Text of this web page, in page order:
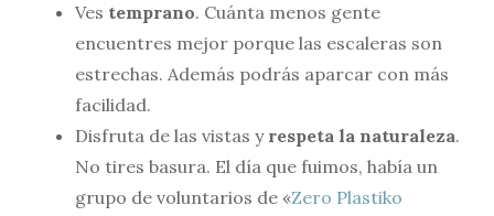
Ves temprano. Cuánta menos gente
encuentres mejor porque las escaleras son
estrechas. Además podrás aparcar con más
facilidad.
Disfruta de las vistas y respeta la naturaleza.
No tires basura. El día que fuimos, había un
grupo de voluntarios de «Zero Plastiko